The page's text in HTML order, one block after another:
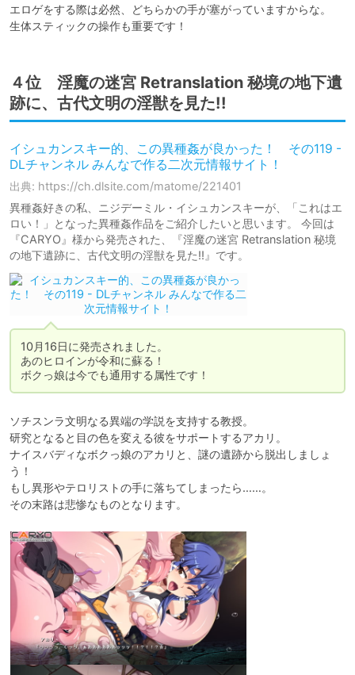
エロゲをする際は必然、どちらかの手が塞がっていますからな。
生体スティックの操作も重要です！
４位 淫魔の迷宮 Retranslation 秘境の地下遺
跡に、古代文明の淫獣を見た!!
イシュカンスキー的、この異種姦が良かった！ その119 -
DLチャンネル みんなで作る二次元情報サイト！
出典: https://ch.dlsite.com/matome/221401
異種姦好きの私、ニジデーミル・イシュカンスキーが、「これはエ
ロい！」となった異種姦作品をご紹介したいと思います。 今回は
『CARYO』様から発売された、『淫魔の迷宮 Retranslation 秘境
の地下遺跡に、古代文明の淫獣を見た!!』です。
10月16日に発売されました。
あのヒロインが令和に蘇る！
ボクっ娘は今でも通用する属性です！
ソチスンラ文明なる異端の学説を支持する教授。
研究となると目の色を変える彼をサポートするアカリ。
ナイスバディなボクっ娘のアカリと、謎の遺跡から脱出しましょ
う！
もし異形やテロリストの手に落ちてしまったら……。
その末路は悲惨なものとなります。